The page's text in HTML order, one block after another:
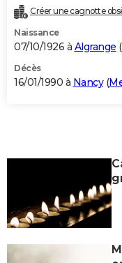
Créer une cagnotte
Naissance
07/10/1926 à Algrange (
Décès
16/01/1990 à Nancy(